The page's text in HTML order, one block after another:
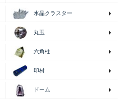
水晶クラスター
丸玉
六角柱
印材
ドーム